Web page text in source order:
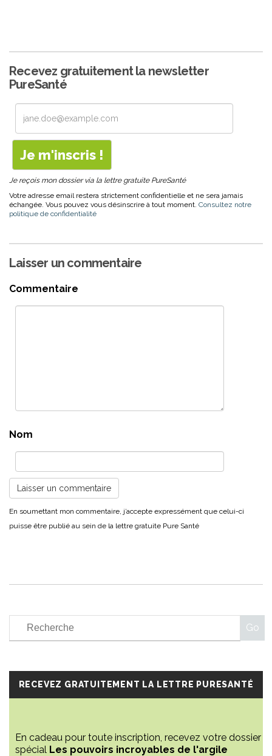
Recevez gratuitement la newsletter
PureSanté
Je reçois mon dossier via la lettre gratuite PureSanté
Votre adresse email restera strictement confidentielle et ne sera jamais
échangée. Vous pouvez vous désinscrire à tout moment. Consultez notre
politique de confidentialité
Laisser un commentaire
Commentaire
Nom
RECEVEZ GRATUITEMENT LA LETTRE PURESANTÉ
En cadeau pour toute inscription, recevez votre dossier
spécial Les pouvoirs incroyables de l'argile